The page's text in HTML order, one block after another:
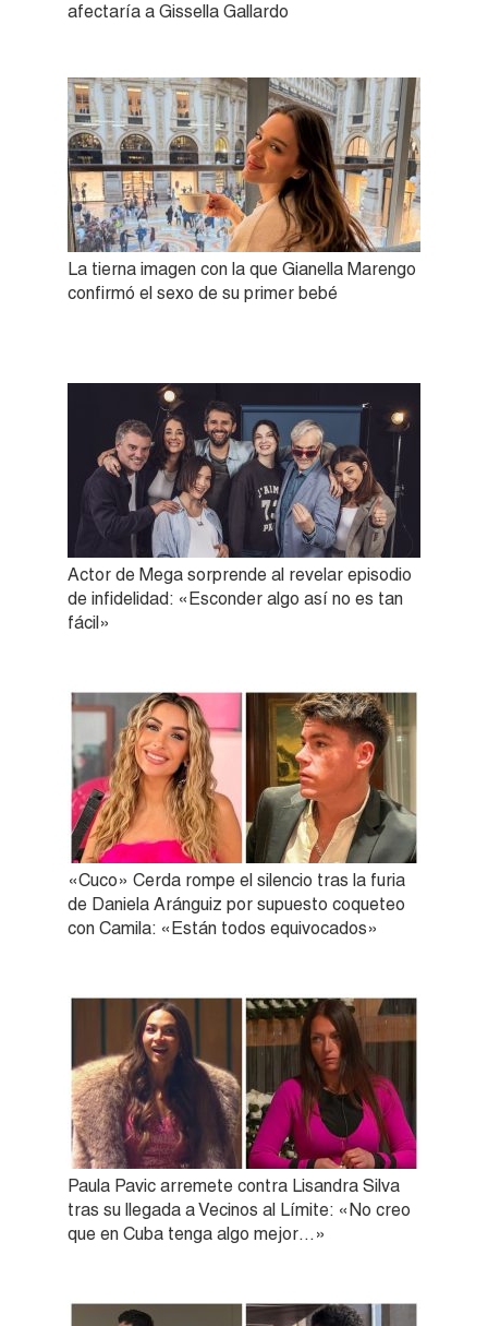
afectaría a Gissella Gallardo
La tierna imagen con la que Gianella Marengo
confirmó el sexo de su primer bebé
Actor de Mega sorprende al revelar episodio
de infidelidad: «Esconder algo así no es tan
fácil»
«Cuco» Cerda rompe el silencio tras la furia
de Daniela Aránguiz por supuesto coqueteo
con Camila: «Están todos equivocados»
Paula Pavic arremete contra Lisandra Silva
tras su llegada a Vecinos al Límite: «No creo
que en Cuba tenga algo mejor…»